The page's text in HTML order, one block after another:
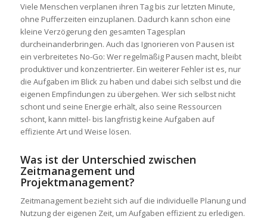
Viele Menschen verplanen ihren Tag bis zur letzten Minute,
ohne Pufferzeiten einzuplanen. Dadurch kann schon eine
kleine Verzögerung den gesamten Tagesplan
durcheinanderbringen. Auch das Ignorieren von Pausen ist
ein verbreitetes No-Go: Wer regelmäßig Pausen macht, bleibt
produktiver und konzentrierter. Ein weiterer Fehler ist es, nur
die Aufgaben im Blick zu haben und dabei sich selbst und die
eigenen Empfindungen zu übergehen. Wer sich selbst nicht
schont und seine Energie erhält, also seine Ressourcen
schont, kann mittel- bis langfristig keine Aufgaben auf
effiziente Art und Weise lösen.
Was ist der Unterschied zwischen
Zeitmanagement und
Projektmanagement?
Zeitmanagement bezieht sich auf die individuelle Planung und
Nutzung der eigenen Zeit, um Aufgaben effizient zu erledigen.